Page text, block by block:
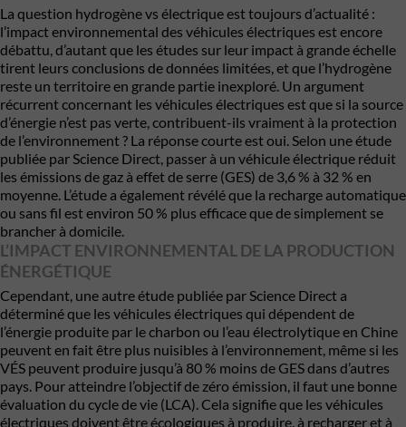
La question hydrogène vs électrique est toujours d’actualité :
l’impact environnemental des véhicules électriques est encore
débattu, d’autant que les études sur leur impact à grande échelle
tirent leurs conclusions de données limitées, et que l’hydrogène
reste un territoire en grande partie inexploré. Un argument
récurrent concernant les véhicules électriques est que si la source
d’énergie n’est pas verte, contribuent-ils vraiment à la protection
de l’environnement ? La réponse courte est oui. Selon une étude
publiée par Science Direct, passer à un véhicule électrique réduit
les émissions de gaz à effet de serre (GES) de 3,6 % à 32 % en
moyenne. L’étude a également révélé que la recharge automatique
ou sans fil est environ 50 % plus efficace que de simplement se
brancher à domicile.
L’IMPACT ENVIRONNEMENTAL DE LA PRODUCTION
ÉNERGÉTIQUE
Cependant, une autre étude publiée par Science Direct a
déterminé que les véhicules électriques qui dépendent de
l’énergie produite par le charbon ou l’eau électrolytique en Chine
peuvent en fait être plus nuisibles à l’environnement, même si les
VÉS peuvent produire jusqu’à 80 % moins de GES dans d’autres
pays. Pour atteindre l’objectif de zéro émission, il faut une bonne
évaluation du cycle de vie (LCA). Cela signifie que les véhicules
électriques doivent être écologiques à produire, à recharger et à